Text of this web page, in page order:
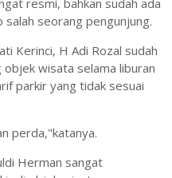
resmi, bahkan sudah ada
seorang pengunjung.
Kerinci, H Adi Rozal sudah
wisata selama liburan
parkir yang tidak sesuai
perda,"katanya.
Herman sangat